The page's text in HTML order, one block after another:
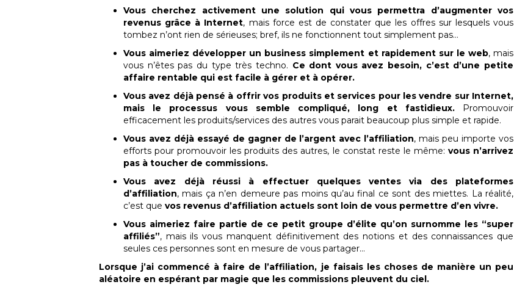
Vous cherchez activement une solution qui vous permettra d’augmenter vos
revenus grâce à Internet, mais force est de constater que les offres sur lesquels vous
tombez n’ont rien de sérieuses; bref, ils ne fonctionnent tout simplement pas…
Vous aimeriez développer un business simplement et rapidement sur le web, mais
vous n’êtes pas du type très techno. Ce dont vous avez besoin, c’est d’une petite
affaire rentable qui est facile à gérer et à opérer.
Vous avez déjà pensé à offrir vos produits et services pour les vendre sur Internet,
mais le processus vous semble compliqué, long et fastidieux.Promouvoir
efficacement les produits/services des autres vous parait beaucoup plus simple et rapide.
Vous avez déjà essayé de gagner de l’argent avec l’affiliation, mais peu importe vos
efforts pour promouvoir les produits des autres, le constat reste le même: vous n’arrivez
pas à toucher de commissions.
Vous avez déjà réussi à effectuer quelques ventes via des plateformes
d’affiliation, mais ça n’en demeure pas moins qu’au final ce sont des miettes. La réalité,
c’est que vos revenus d’affiliation actuels sont loin de vous permettre d’en vivre.
Vous aimeriez faire partie de ce petit groupe d’élite qu’on surnomme les “super
affiliés”, mais ils vous manquent définitivement des notions et des connaissances que
seules ces personnes sont en mesure de vous partager…
Lorsque j’ai commencé à faire de l’affiliation, je faisais les choses de manière un peu
aléatoire en espérant par magie que les commissions pleuvent du ciel.